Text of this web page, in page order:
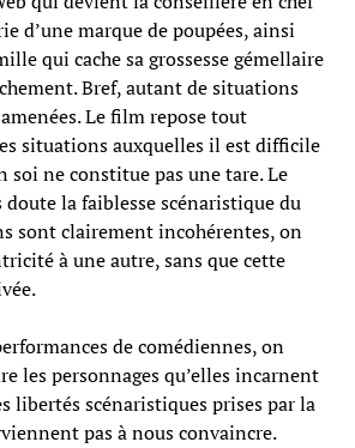
d’une marque de poupées, ainsi
qui cache sa grossesse gémellaire
Bref, autant de situations
Le film repose tout
situations auxquelles il est difficile
soi ne constitue pas une tare. Le
doute la faiblesse scénaristique du
sont clairement incohérentes, on
à une autre, sans que cette
de comédiennes, on
les personnages qu’elles incarnent
libertés scénaristiques prises par la
pas à nous convaincre.